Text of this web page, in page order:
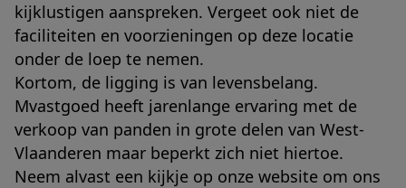
kijklustigen aanspreken. Vergeet ook niet de
faciliteiten en voorzieningen op deze locatie
onder de loep te nemen.
Kortom, de ligging is van levensbelang.
Mvastgoed heeft jarenlange ervaring met de
verkoop van panden in grote delen van West-
Vlaanderen maar beperkt zich niet hiertoe.
Neem alvast een kijkje op onze website om ons